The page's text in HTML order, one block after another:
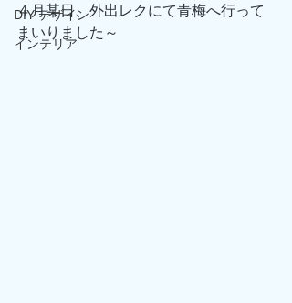
DIY デザイン
インテリア
４月某日、外出レクにて青梅へ行って
まいりました～